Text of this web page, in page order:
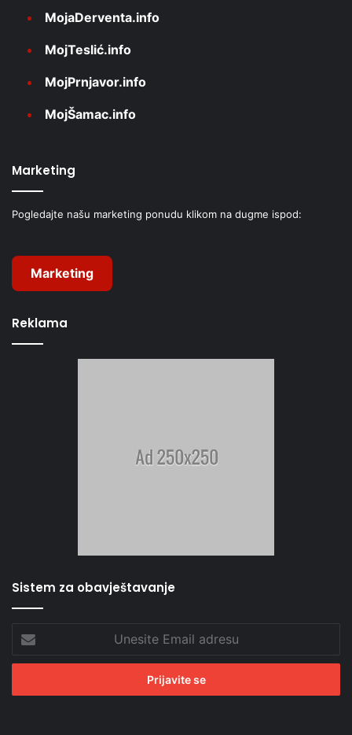
MojaDerventa.info
MojTeslić.info
MojPrnjavor.info
MojŠamac.info
Marketing
Pogledajte našu marketing ponudu klikom na dugme ispod:
Marketing
Reklama
Sistem za obavještavanje
Email
adresu